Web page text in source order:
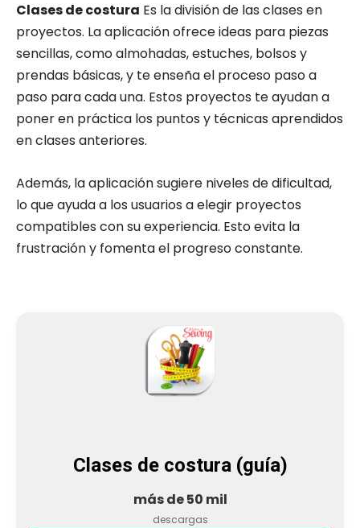
Clases de costura Es la división de las clases en
proyectos. La aplicación ofrece ideas para piezas
sencillas, como almohadas, estuches, bolsos y
prendas básicas, y te enseña el proceso paso a
paso para cada una. Estos proyectos te ayudan a
poner en práctica los puntos y técnicas aprendidos
en clases anteriores.
Además, la aplicación sugiere niveles de dificultad,
lo que ayuda a los usuarios a elegir proyectos
compatibles con su experiencia. Esto evita la
frustración y fomenta el progreso constante.
Clases de costura (guía)
más de 50 mil
descargas